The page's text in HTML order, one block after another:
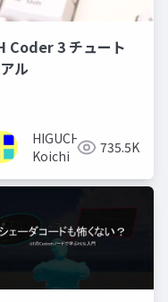
Coder 3 チュート
ル
HIGUCHI
Koichi
735.5K